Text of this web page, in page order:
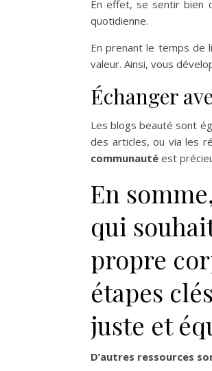
En effet, se sentir bien
quotidienne.
En prenant le temps de
valeur. Ainsi, vous
Échanger
Les blogs beauté sont
des articles, ou via les
communauté est
En
qui
propre
étapes
juste et
D’autres ressources